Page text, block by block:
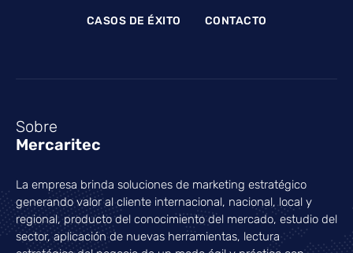
CASOS DE ÉXITO CONTACTO
Sobre
Mercaritec
La empresa brinda soluciones de marketing estratégico
generando valor al cliente internacional, nacional, local y
regional, producto del conocimiento del mercado, estudio del
sector, aplicación de nuevas herramientas, lectura